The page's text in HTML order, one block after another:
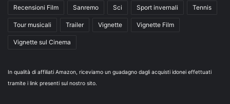
Recensioni Film Sanremo Sci Sport invernali Tennis
Tour musicali Trailer Vignette Vignette Film
Vignette sul Cinema
In qualità di affiliati Amazon, riceviamo un guadagno dagli acquisti idonei effettuati
tramite i link presenti sul nostro sito.